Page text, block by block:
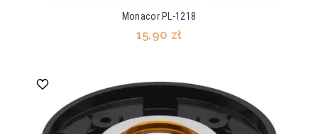
Monacor PL-1218
15,90 zł